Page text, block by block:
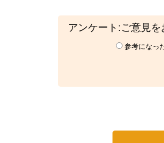
アンケート:ご意見
参考になっ